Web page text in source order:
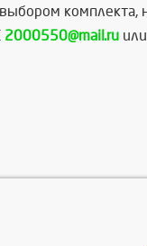
выбором
2000550@mail.ru